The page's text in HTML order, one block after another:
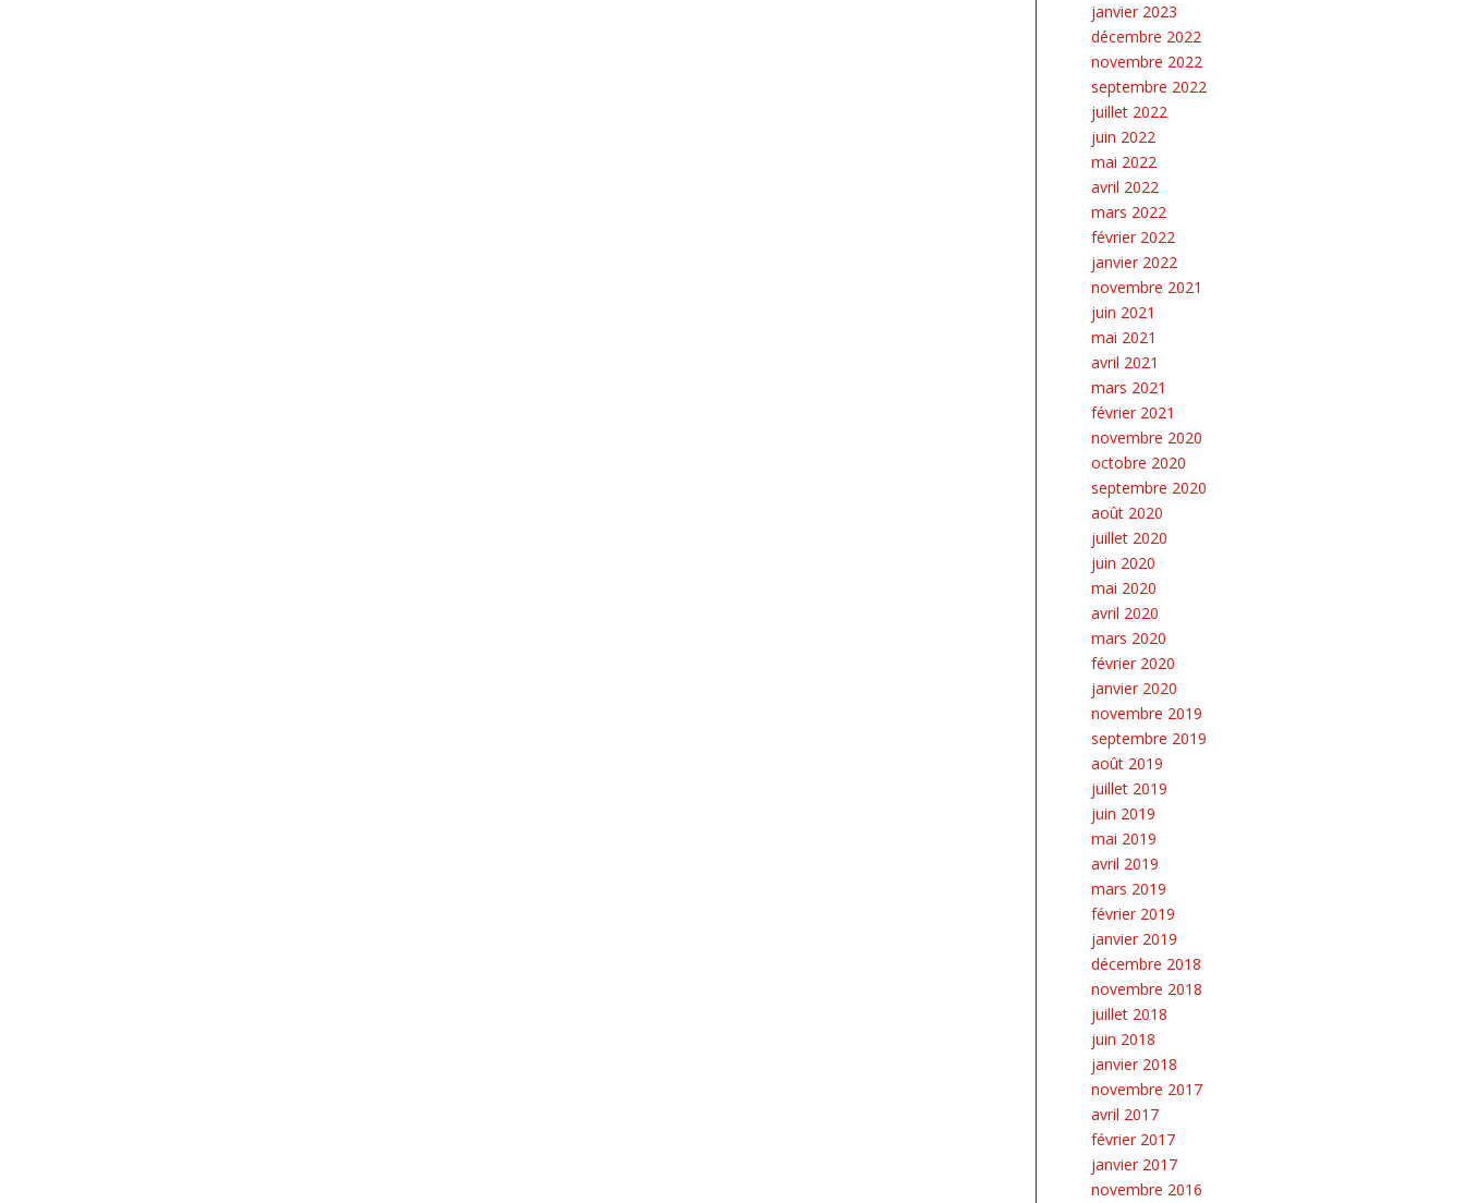
janvier 2023
décembre 2022
novembre 2022
septembre 2022
juillet 2022
juin 2022
mai 2022
avril 2022
mars 2022
février 2022
janvier 2022
novembre 2021
juin 2021
mai 2021
avril 2021
mars 2021
février 2021
novembre 2020
octobre 2020
septembre 2020
août 2020
juillet 2020
juin 2020
mai 2020
avril 2020
mars 2020
février 2020
janvier 2020
novembre 2019
septembre 2019
août 2019
juillet 2019
juin 2019
mai 2019
avril 2019
mars 2019
février 2019
janvier 2019
décembre 2018
novembre 2018
juillet 2018
juin 2018
janvier 2018
novembre 2017
avril 2017
février 2017
janvier 2017
novembre 2016